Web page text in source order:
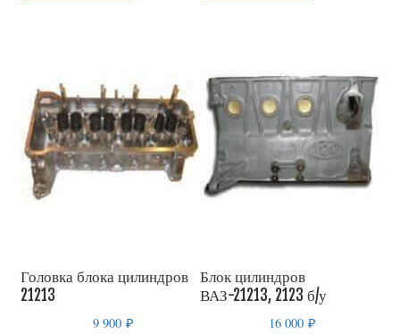
Головка блока цилиндров
21213
9 900 ₽
Блок цилиндров
ВАЗ-21213, 2123 б/у
16 000 ₽